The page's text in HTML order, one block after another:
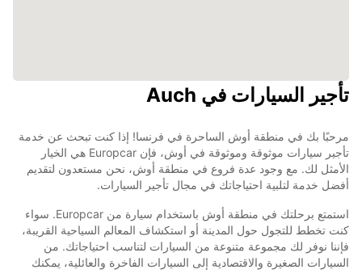
تأجير السيارات في Auch
مرحبًا بك في منطقة أوش الساحرة في فرنسا! إذا كنت تبحث عن خدمة
تأجير سيارات موثوقة وموثوقة في أوش، فإن Europcar هي الخيار
الأمثل لك. مع وجود عدة فروع في منطقة أوش، نحن مستعدون لتقديم
أفضل خدمة لتلبية احتياجاتك في مجال تأجير السيارات.
استمتع برحلتك في منطقة أوش باستخدام سيارة من Europcar. سواء
كنت تخطط للتجول حول المدينة أو استكشاف المعالم السياحية القريبة،
فإننا نوفر لك مجموعة متنوعة من السيارات لتناسب احتياجاتك. من
السيارات الصغيرة والاقتصادية إلى السيارات الفاخرة والعائلية، يمكنك